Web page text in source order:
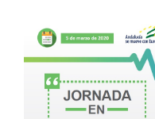
de
diciembre
de
2020,